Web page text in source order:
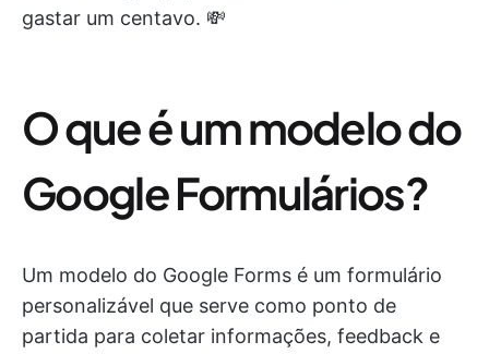
gastar um centavo. 💸
O que é um modelo do
Google Formulários?
Um modelo do Google Forms é um formulário
personalizável que serve como ponto de
partida para coletar informações, feedback e